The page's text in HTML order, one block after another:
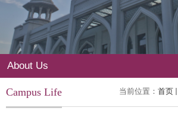
About Us
当前位置： 首页
Campus Life